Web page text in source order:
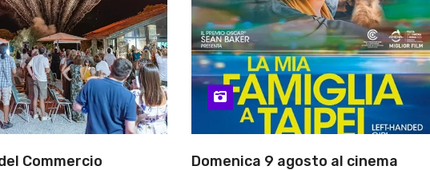
Commercio
Domenica 9 agosto al cinema